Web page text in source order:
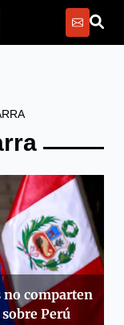
no comparten
Perú